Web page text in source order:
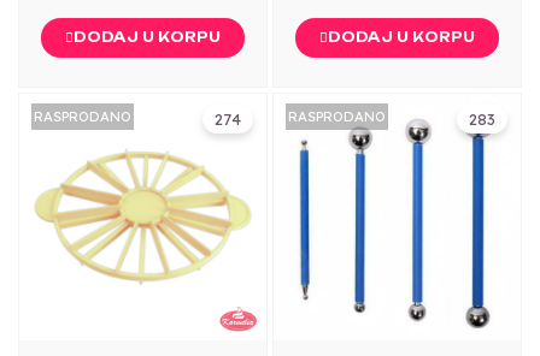
DODAJ U KORPU DODAJ U KORPU
274
RASPRODANO 283
RASPRODANO